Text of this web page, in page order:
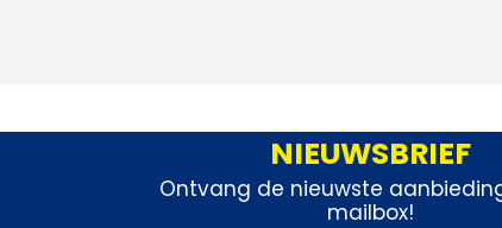
NIEUWSBRIEF
Ontvang de nieuwste
mailbox!